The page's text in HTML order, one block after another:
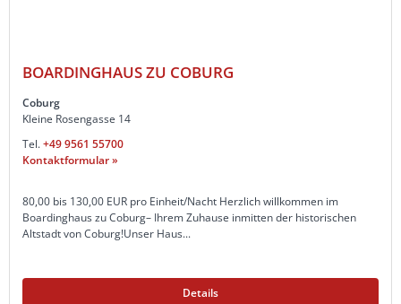
BOARDINGHAUS ZU COBURG
Coburg
Kleine Rosengasse 14
Tel.+49 9561 55700
Kontaktformular »
80,00 bis 130,00 EUR pro Einheit/Nacht Herzlich willkommen im
Boardinghaus zu Coburg– Ihrem Zuhause inmitten der historischen
Altstadt von Coburg!Unser Haus...
Details